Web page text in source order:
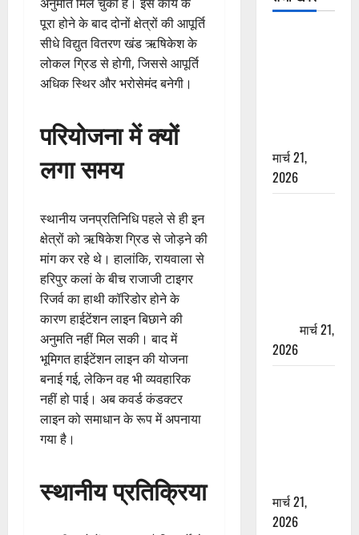
पूरा होने के बाद दोनों क्षेत्रों की आपूर्ति
सीधे विद्युत वितरण खंड ऋषिकेश के
लोकल ग्रिड से होगी, जिससे आपूर्ति
अधिक स्थिर और भरोसेमंद बनेगी।
परियोजना में क्यों
लगा समय
स्थानीय जनप्रतिनिधि पहले से ही इन
क्षेत्रों को ऋषिकेश ग्रिड से जोड़ने की
मांग कर रहे थे। हालांकि, रायवाला से
हरिपुर कलां के बीच राजाजी टाइगर
रिजर्व का हाथी कॉरिडोर होने के
कारण हाईटेंशन लाइन बिछाने की
अनुमति नहीं मिल सकी। बाद में
भूमिगत हाईटेंशन लाइन की योजना
बनाई गई, लेकिन वह भी व्यवहारिक
नहीं हो पाई। अब कवर्ड कंडक्टर
लाइन को समाधान के रूप में अपनाया
गया है।
स्थानीय प्रतिक्रिया
मार्च 21,
2026
मार्च 21,
2026
मार्च 21,
2026